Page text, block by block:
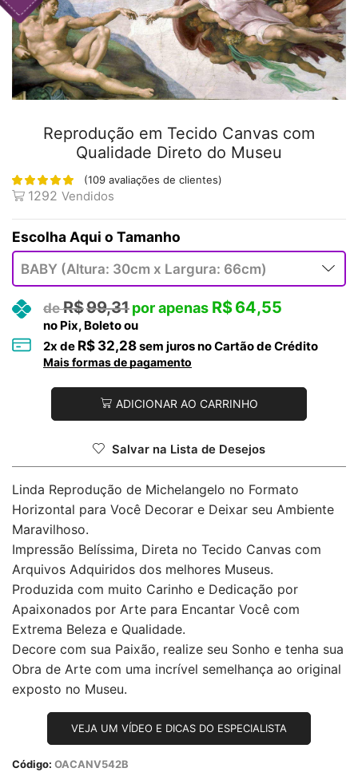
Reprodução em Tecido Canvas com
Qualidade Direto do Museu
(109 avaliações de clientes)
1292 Vendidos
Tamanho
R$99,31 R$64,55
no Pix, Boleto ou
2x de R$ 32,28sem juros no Cartão de Crédito
Mais formas de pagamento
ADICIONAR AO CARRINHO
Salvar na Lista de Desejos
Linda Reprodução de Michelangelo no Formato
Horizontal para Você Decorar e Deixar seu Ambiente
Maravilhoso.
Impressão Belíssima, Direta no Tecido Canvas com
Arquivos Adquiridos dos melhores Museus.
Produzida com muito Carinho e Dedicação por
Apaixonados por Arte para Encantar Você com
Extrema Beleza e Qualidade.
Decore com sua Paixão, realize seu Sonho e tenha sua
Obra de Arte com uma incrível semelhança ao original
exposto no Museu.
VEJA UM VÍDEO E DICAS DO ESPECIALISTA
Código: OACANV542B